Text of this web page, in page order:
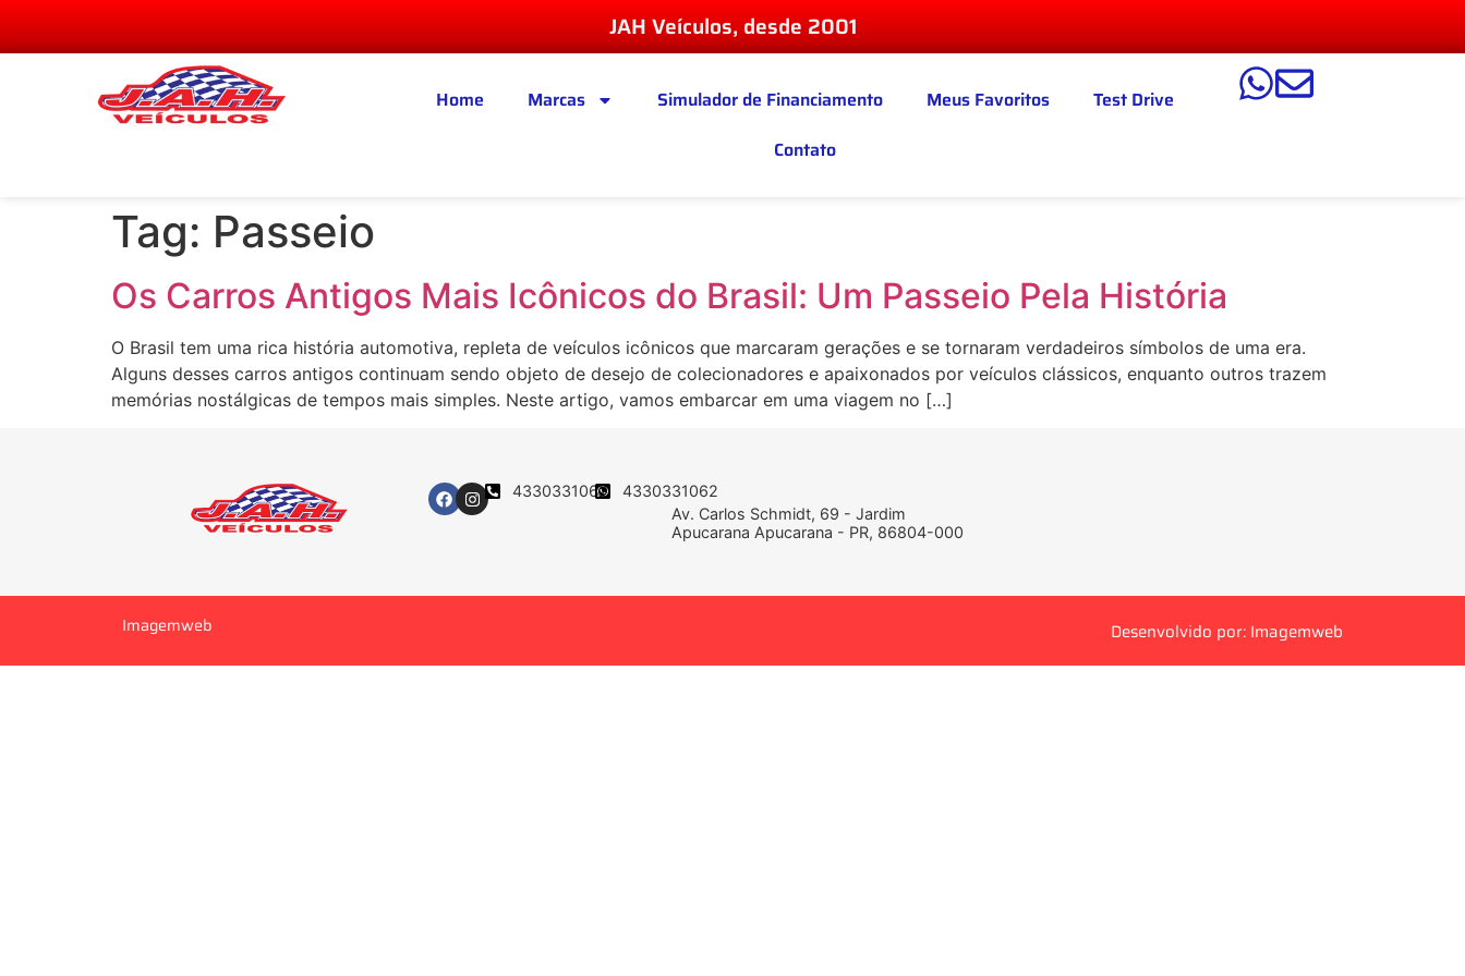
JAH Veículos, desde 2001
Home Marcas Simulador de Financiamento Meus Favoritos
Test Drive
Contato
Tag: Passeio
Os Carros Antigos Mais Icônicos do Brasil: Um Passeio Pela História
O Brasil tem uma rica história automotiva, repleta de veículos icônicos que marcaram gerações e se tornaram verdadeiros símbolos de uma era.
Alguns desses carros antigos continuam sendo objeto de desejo de colecionadores e apaixonados por veículos clássicos, enquanto outros trazem
memórias nostálgicas de tempos mais simples. Neste artigo, vamos embarcar em uma viagem no […]
4330331062
4330331062
Av. Carlos Schmidt, 69 - Jardim
Apucarana Apucarana - PR, 86804-000
Imagemweb Desenvolvido por: Imagemweb